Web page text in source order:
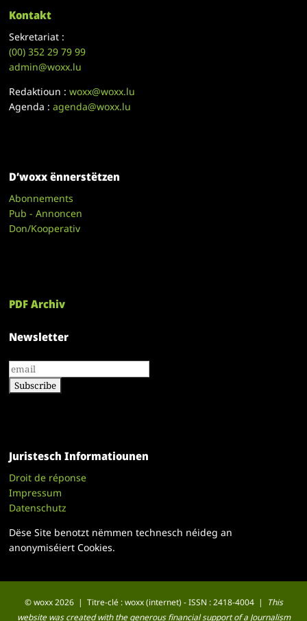
Kontakt
Sekretariat :
(00)352 29 79 99
admin@woxx.lu
Redaktioun :woxx@woxx.lu
Agenda :agenda@woxx.lu
D’woxx ënnerstëtzen
Abonnements
Pub - Annoncen
Don/Kooperativ
PDF Archiv
Newsletter
Juristesch Informatiounen
Droit de réponse
Impressum
Datenschutz
Dëse Site benotzt nëmmen technesch néideg an
anonymiséiert Cookies.
© woxx 2026 | Titre-clé : woxx (internet) - ISSN : 2418-4004 |
This
website was created with the generous financial support of a Journalism